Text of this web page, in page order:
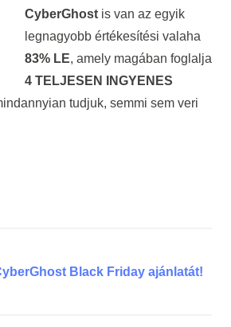
CyberGhostis van az egyik
legnagyobb értékesítési valaha
83% LE, amely magában foglalja
4 TELJESEN INGYENES
tudjuk, semmi sem veri
Black Friday ajánlatát!